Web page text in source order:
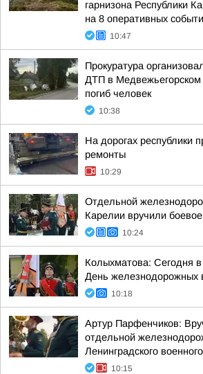
гарнизона Республики
на 8 оперативных
10:47
Прокуратура
ДТП в Медвежьегорском
погиб человек
10:38
На дорогах республики
ремонты
10:29
Отдельной
Карелии вручили
10:24
Колыхматова: Сегодня
День железнодорожных
10:18
Артур Парфенчиков:
отдельной
Ленинградского
10:15